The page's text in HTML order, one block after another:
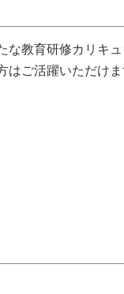
教育研修カリキ
ご活躍いただけま